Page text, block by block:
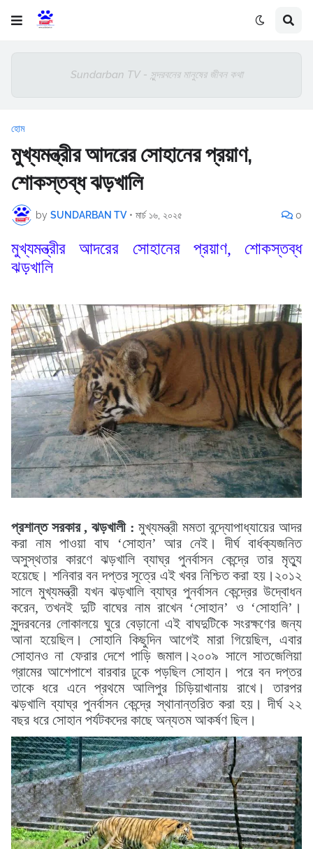
Sundarban TV - সুন্দরবনের মানুষের জীবন কথা
হোম
মুখ্যমন্ত্রীর আদরের সোহানের প্রয়াণ,
শোকস্তব্ধ ঝড়খালি
by SUNDARBAN TV • মার্চ ১৬, ২০২৫ 0
মুখ্যমন্ত্রীর আদরের সোহানের প্রয়াণ, শোকস্তব্ধ
ঝড়খালি
প্রশান্ত সরকার , ঝড়খালী : মুখ্যমন্ত্রী মমতা বন্দ্যোপাধ্যায়ের আদর
করা নাম পাওয়া বাঘ ‘সোহান’ আর নেই। দীর্ঘ বার্ধক্যজনিত
অসুস্থতার কারণে ঝড়খালি ব্যাঘ্র পুনর্বাসন কেন্দ্রে তার মৃত্যু
হয়েছে। শনিবার বন দপ্তর সূত্রে এই খবর নিশ্চিত করা হয়। ২০১২
সালে মুখ্যমন্ত্রী যখন ঝড়খালি ব্যাঘ্র পুনর্বাসন কেন্দ্রের উদ্বোধন
করেন, তখনই দুটি বাঘের নাম রাখেন ‘সোহান’ ও ‘সোহানি’।
সুন্দরবনের লোকালয়ে ঘুরে বেড়ানো এই বাঘদুটিকে সংরক্ষণের জন্য
আনা হয়েছিল। সোহানি কিছুদিন আগেই মারা গিয়েছিল, এবার
সোহানও না ফেরার দেশে পাড়ি জমাল। ২০০৯ সালে সাতজেলিয়া
গ্রামের আশেপাশে বারবার ঢুকে পড়ছিল সোহান। পরে বন দপ্তর
তাকে ধরে এনে প্রথমে আলিপুর চিড়িয়াখানায় রাখে। তারপর
ঝড়খালি ব্যাঘ্র পুনর্বাসন কেন্দ্রে স্থানান্তরিত করা হয়। দীর্ঘ ২২
বছর ধরে সোহান পর্যটকদের কাছে অন্যতম আকর্ষণ ছিল।